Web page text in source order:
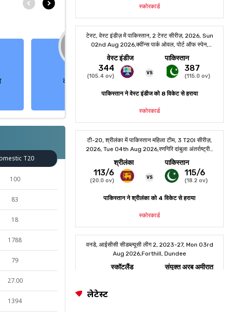
कोर्बिन बोस्च डेविड एंड्रू मिलर
बल्लेबाज
T20
100
83
18
1788
79
27.00
1394
लेटेस्ट